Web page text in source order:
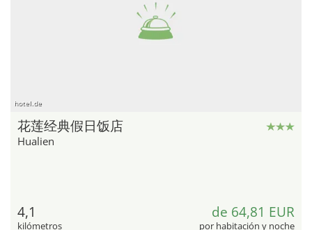
hotel.de
花莲经典假日饭店
Hualien
4,1
kilómetros
de 64,81 EUR
por habitación y noche